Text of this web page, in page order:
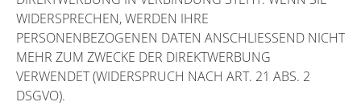
WIDERSPRECHEN, WERDEN IHRE
PERSONENBEZOGENEN DATEN ANSCHLIESSEND NICHT
MEHR ZUM ZWECKE DER DIREKTWERBUNG
VERWENDET (WIDERSPRUCH NACH ART. 21 ABS. 2
DSGVO).